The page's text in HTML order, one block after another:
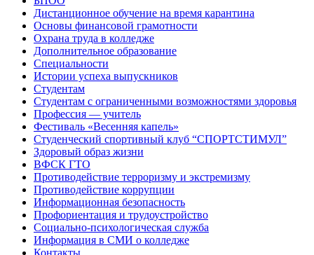
Дистанционное обучение на время карантина
Основы финансовой грамотности
Охрана труда в колледже
Дополнительное образование
Специальности
Истории успеха выпускников
Студентам
Студентам с ограниченными возможностями здоровья
Профессия — учитель
Фестиваль «Весенняя капель»
Студенческий спортивный клуб “СПОРТСТИМУЛ”
Здоровый образ жизни
ВФСК ГТО
Противодействие терроризму и экстремизму
Противодействие коррупции
Информационная безопасность
Профориентация и трудоустройство
Социально-психологическая служба
Информация в СМИ о колледже
Контакты